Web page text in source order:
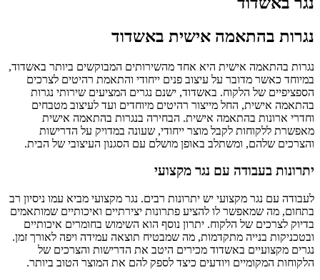
נגרות בהתאמה אישית באשדוד
נגרות בהתאמה אישית היא אחד מהשירותים המבוקשים ביותר באשדוד,
במיוחד כאשר מדובר על עיצוב פנים ייחודי והתאמת רהיטים לצרכים
הספציפיים של הלקוח. באשדוד, ישנם נגרים המציעים שירותי נגרות
בהתאמה אישית, החל מייצור רהיטים מיוחדים ועד לעיצוב מטבחים
וחדרי ארונות בהתאמה אישית. הבחירה בנגרות בהתאמה אישית
מאפשרת ללקוחות לקבל מוצר ייחודי, שעונה במדויק על הדרישות
והצרכים שלהם, ומשתלב באופן מושלם עם הסגנון העיצובי של הבית.
יתרונות בעבודה עם נגר מקצועי
לעבודה עם נגר מקצועי יש יתרונות רבים. נגר מקצועי מביא עמו ניסיון רב
בתחום, מה שמאפשר לו להציע פתרונות יצירתיים ואיכותיים שמותאמים
בדיוק לצרכים של הלקוח. יתרון נוסף הוא השימוש בחומרים איכותיים
ובטכניקות בנייה מתקדמות, מה שמבטיח תוצאה עמידה ויפה לאורך זמן.
נגרים מקצועיים באשדוד מכירים היטב את הדרישות והצרכים של
הלקוחות המקומיים ויודעים כיצד לספק להם את המוצר הטוב ביותר.